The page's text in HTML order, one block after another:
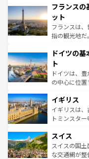
なお、新着
しい。
文化が根付く
れる闘牛、そ
る。首都マ
アートに溢れ
せる。地方
ンテンツ一覧
フランスの
ット
フランスは
指の観光地だ
で、幅広い
聖堂、美し
から魅了す
れ、フラン
香り高いラベ
らに、パリ
も豊かな歴
を参照してほ
ドイツの
ト
ドイツは、
の中心に位
顔を持つこの
ルリンの文
してライン
は、お酒好きな
ドイツ情報は
イギリス
イギリスは
トミンスタ
リアごとに異
ティー、ビ
戦など、本
スイス
スイスの国
な交通網が